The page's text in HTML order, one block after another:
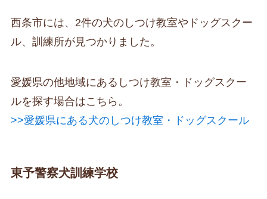
西条市には、2件の犬のしつけ教室やドッグスクー
ル、訓練所が見つかりました。
愛媛県の他地域にあるしつけ教室・ドッグスクー
ルを探す場合はこちら。
>>愛媛県にある犬のしつけ教室・ドッグスクール
東予警察犬訓練学校